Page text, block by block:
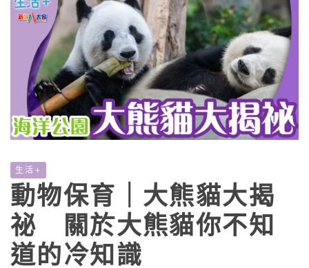
生活+
動物保育｜大熊貓大揭
祕 關於大熊貓你不知
道的冷知識